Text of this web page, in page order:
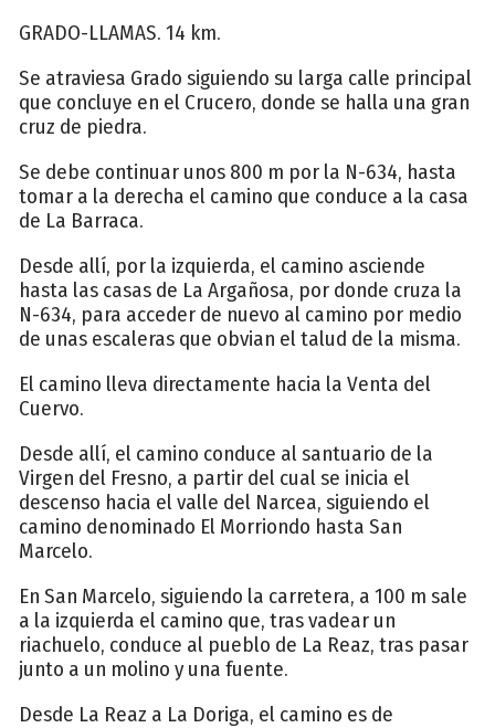
GRADO-LLAMAS. 14 km.
Se atraviesa Grado siguiendo su larga calle principal
que concluye en el Crucero, donde se halla una gran
cruz de piedra.
Se debe continuar unos 800 m por la N-634, hasta
tomar a la derecha el camino que conduce a la casa
de La Barraca.
Desde allí, por la izquierda, el camino asciende
hasta las casas de La Argañosa, por donde cruza la
N-634, para acceder de nuevo al camino por medio
de unas escaleras que obvian el talud de la misma.
El camino lleva directamente hacia la Venta del
Cuervo.
Desde allí, el camino conduce al santuario de la
Virgen del Fresno, a partir del cual se inicia el
descenso hacia el valle del Narcea, siguiendo el
camino denominado El Morriondo hasta San
Marcelo.
En San Marcelo, siguiendo la carretera, a 100 m sale
a la izquierda el camino que, tras vadear un
riachuelo, conduce al pueblo de La Reaz, tras pasar
junto a un molino y una fuente.
Desde La Reaz a La Doriga, el camino es de